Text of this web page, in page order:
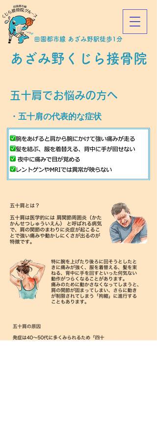
あざみ野くじら接骨院
​田園都市線 あざみ野駅徒歩1分
五十肩でお悩みの方へ
・五十肩の代表的な症状